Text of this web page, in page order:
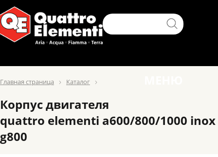
Главная страница Каталог
Корпус двигателя
quattro elementi a600/800/1000 inox
g800